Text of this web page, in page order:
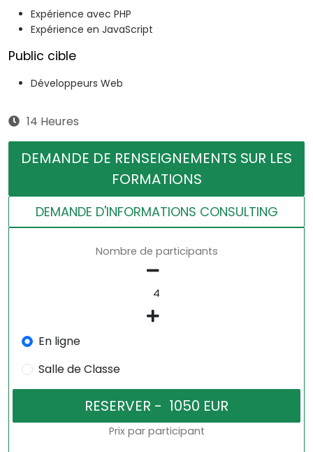
Expérience avec PHP
Expérience en JavaScript
Public cible
Développeurs Web
14 Heures
DEMANDE DE RENSEIGNEMENTS SUR LES
FORMATIONS
DEMANDE D'INFORMATIONS CONSULTING
Nombre de participants
En ligne
Salle de Classe
Prix par participant